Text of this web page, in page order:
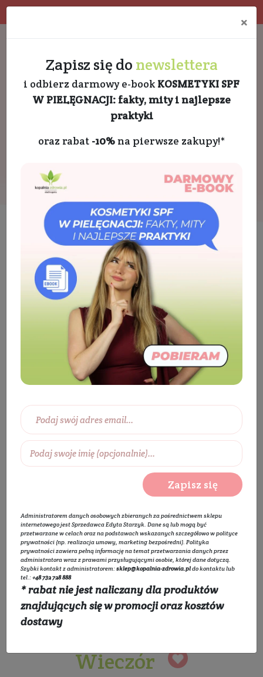
Eko dom Aromaterapia
zapachowe
Świece sojowe
Ciepły Wieczór
Świeca sojowa Ciepły
Wieczór
×
Zapisz się do newslettera
i odbierz darmowy e-book KOSMETYKI SPF
W PIELĘGNACJI: fakty, mity i najlepsze
praktyki
oraz rabat -10%na pierwsze zakupy!*
Zapisz się
Administratorem danych osobowych zbieranych za pośrednictwem sklepu
internetowego jest Sprzedawca Edyta Starzyk. Dane są lub mogą być
przetwarzane w celach oraz na podstawach wskazanych szczegółowo wpolityce
prywatności (np. realizacja umowy, marketing bezpośredni). Polityka
prywatnościzawiera pełną informację na temat przetwarzania danych przez
administratora wraz z prawami przysługującymi osobie, której dane dotyczą.
Szybki kontakt z administratorem:sklep@kopalnia-zdrowia.pldo kontaktu lub
tel.:+48 732 728 888
* rabat nie jest naliczany dla produktów
znajdujących się w promocji oraz kosztów
dostawy